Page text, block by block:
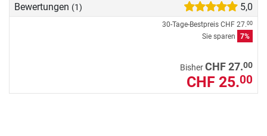
Bewertungen (1) 5,0
30-Tage-Bestpreis CHF 27.00
Sie sparen 7%
BisherCHF 27.00
CHF 25.00